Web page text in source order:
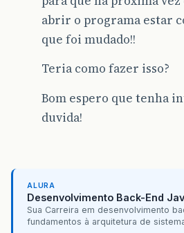
abrir o programa estar
que foi mudado!!
Teria como fazer isso?
Bom espero que tenha
duvida!
ALURA
Desenvolvimento Back-End
Sua Carreira em desenvolvimento
fundamentos à arquitetura de